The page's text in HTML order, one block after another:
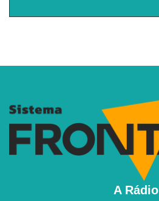
A Rádio